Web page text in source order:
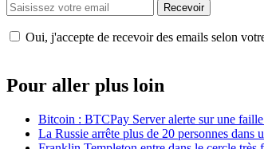
Recevoir
Oui, j'accepte de recevoir des emails selon
Pour aller plus loin
Bitcoin : BTCPay Server alerte sur une
La Russie arrête plus de 20 personnes